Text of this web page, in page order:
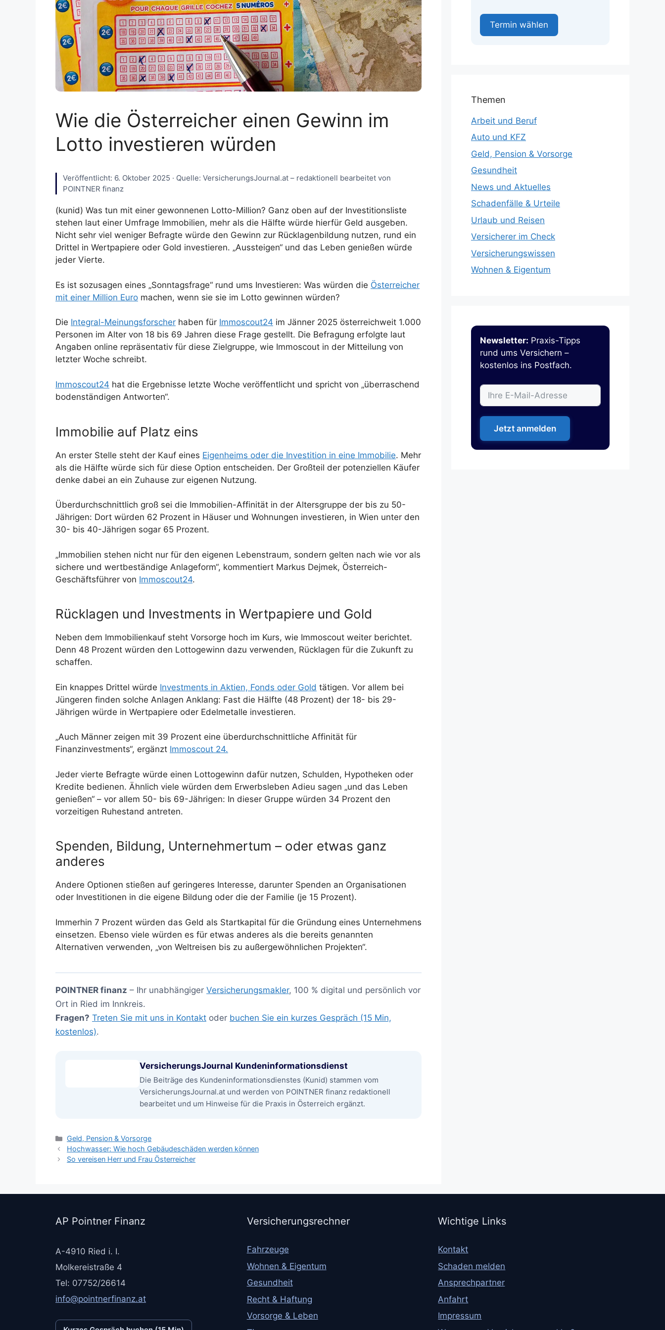
Wie die Österreicher einen Gewinn im
Lotto investieren würden
Veröffentlicht: 6. Oktober 2025 · Quelle: VersicherungsJournal.at – redaktionell bearbeitet von
POINTNER finanz
(kunid) Was tun mit einer gewonnenen Lotto-Million? Ganz oben auf der Investitionsliste
stehen laut einer Umfrage Immobilien, mehr als die Hälfte würde hierfür Geld ausgeben.
Nicht sehr viel weniger Befragte würde den Gewinn zur Rücklagenbildung nutzen, rund ein
Drittel in Wertpapiere oder Gold investieren. „Aussteigen“ und das Leben genießen würde
jeder Vierte.
Es ist sozusagen eines „Sonntagsfrage“ rund ums Investieren: Was würden die Österreicher
mit einer Million Euro machen, wenn sie sie im Lotto gewinnen würden?
Die Integral-Meinungsforscher haben für Immoscout24 im Jänner 2025 österreichweit 1.000
Personen im Alter von 18 bis 69 Jahren diese Frage gestellt. Die Befragung erfolgte laut
Angaben online repräsentativ für diese Zielgruppe, wie Immoscout in der Mitteilung von
letzter Woche schreibt.
Immoscout24 hat die Ergebnisse letzte Woche veröffentlicht und spricht von „überraschend
bodenständigen Antworten“.
Immobilie auf Platz eins
An erster Stelle steht der Kauf eines Eigenheims oder die Investition in eine Immobilie. Mehr
als die Hälfte würde sich für diese Option entscheiden. Der Großteil der potenziellen Käufer
denke dabei an ein Zuhause zur eigenen Nutzung.
Überdurchschnittlich groß sei die Immobilien-Affinität in der Altersgruppe der bis zu 50-
Jährigen: Dort würden 62 Prozent in Häuser und Wohnungen investieren, in Wien unter den
30- bis 40-Jährigen sogar 65 Prozent.
„Immobilien stehen nicht nur für den eigenen Lebenstraum, sondern gelten nach wie vor als
sichere und wertbeständige Anlageform“, kommentiert Markus Dejmek, Österreich-
Geschäftsführer von Immoscout24.
Rücklagen und Investments in Wertpapiere und Gold
Neben dem Immobilienkauf steht Vorsorge hoch im Kurs, wie Immoscout weiter berichtet.
Denn 48 Prozent würden den Lottogewinn dazu verwenden, Rücklagen für die Zukunft zu
schaffen.
Ein knappes Drittel würde Investments in Aktien, Fonds oder Gold tätigen. Vor allem bei
Jüngeren finden solche Anlagen Anklang: Fast die Hälfte (48 Prozent) der 18- bis 29-
Jährigen würde in Wertpapiere oder Edelmetalle investieren.
„Auch Männer zeigen mit 39 Prozent eine überdurchschnittliche Affinität für
Finanzinvestments“, ergänzt Immoscout 24.
Jeder vierte Befragte würde einen Lottogewinn dafür nutzen, Schulden, Hypotheken oder
Kredite bedienen. Ähnlich viele würden dem Erwerbsleben Adieu sagen „und das Leben
genießen“ – vor allem 50- bis 69-Jährigen: In dieser Gruppe würden 34 Prozent den
vorzeitigen Ruhestand antreten.
Spenden, Bildung, Unternehmertum – oder etwas ganz
anderes
Andere Optionen stießen auf geringeres Interesse, darunter Spenden an Organisationen
oder Investitionen in die eigene Bildung oder die der Familie (je 15 Prozent).
Immerhin 7 Prozent würden das Geld als Startkapital für die Gründung eines Unternehmens
einsetzen. Ebenso viele würden es für etwas anderes als die bereits genannten
Alternativen verwenden, „von Weltreisen bis zu außergewöhnlichen Projekten“.
POINTNER finanz – Ihr unabhängiger Versicherungsmakler, 100 % digital und persönlich vor
Ort in Ried im Innkreis.
Fragen? Treten Sie mit uns in Kontakt oder buchen Sie ein kurzes Gespräch (15 Min,
kostenlos).
VersicherungsJournal Kundeninformationsdienst
Die Beiträge des Kundeninformationsdienstes (Kunid) stammen vom
VersicherungsJournal.at und werden von POINTNER finanz redaktionell
bearbeitet und um Hinweise für die Praxis in Österreich ergänzt.
Kategorien
Geld, Pension & Vorsorge
Hochwasser: Wie hoch Gebäudeschäden werden können
So vereisen Herr und Frau Österreicher
Termin wählen
Themen
Arbeit und Beruf
Auto und KFZ
Geld, Pension & Vorsorge
Gesundheit
News und Aktuelles
Schadenfälle & Urteile
Urlaub und Reisen
Versicherer im Check
Versicherungswissen
Wohnen & Eigentum
Newsletter: Praxis-Tipps
rund ums Versichern –
kostenlos ins Postfach.
Jetzt anmelden
AP Pointner Finanz
A-4910 Ried i. I.
Molkereistraße 4
Tel: 07752/26614
info@pointnerfinanz.at
Versicherungsrechner
Fahrzeuge
Wohnen & Eigentum
Gesundheit
Recht & Haftung
Vorsorge & Leben
Wichtige Links
Kontakt
Schaden melden
Ansprechpartner
Anfahrt
Impressum